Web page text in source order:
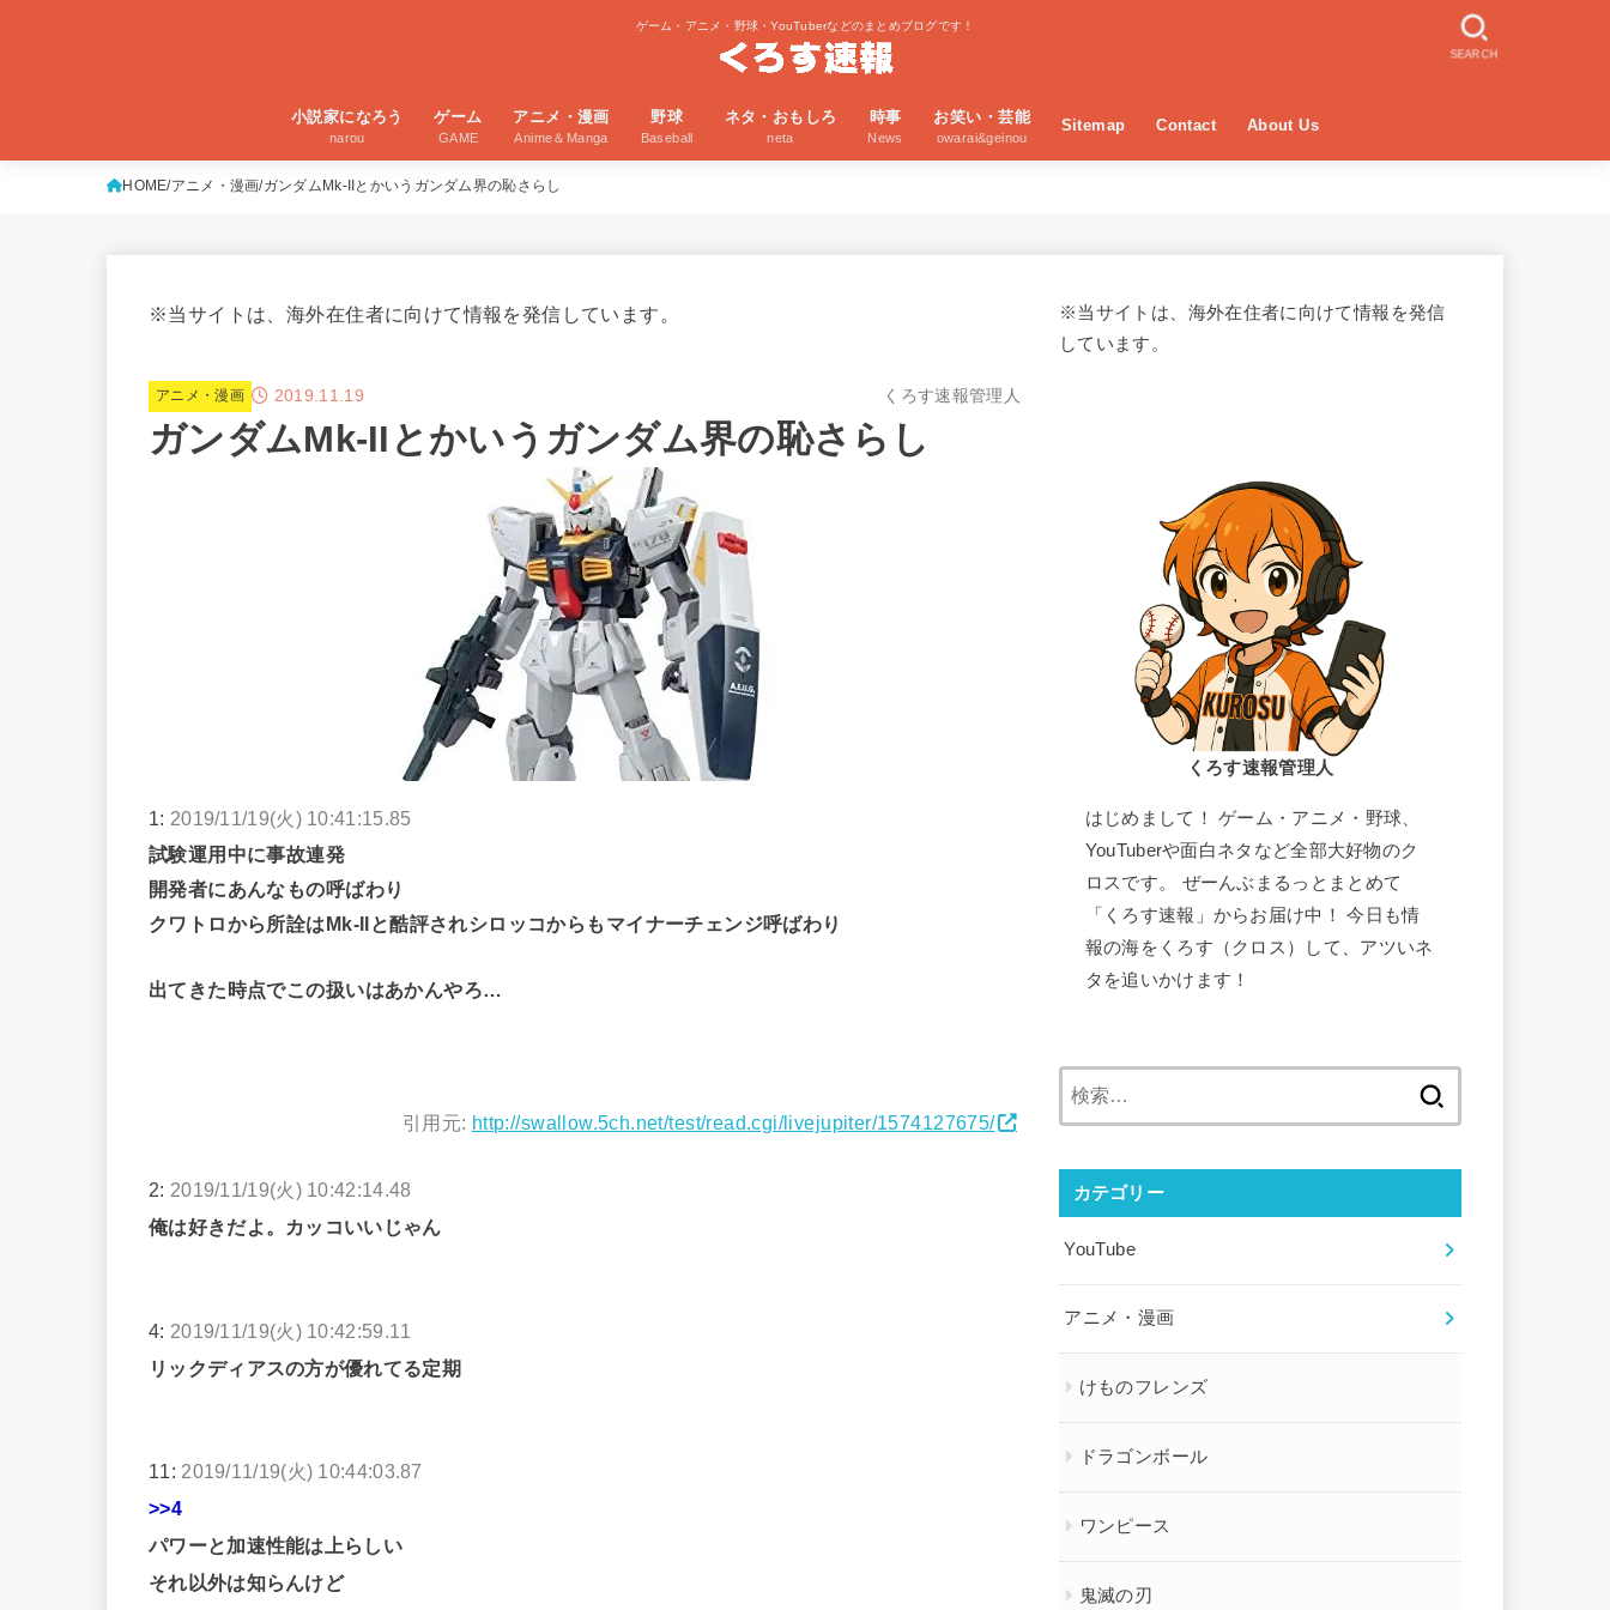
ゲーム・アニメ・野球・YouTuberなどのまとめブログです！
小説家になろう
narou
ゲーム
GAME
アニメ・漫画
Anime＆Manga
野球
Baseball
ネタ・おもしろ
neta
時事
News
お笑い・芸能
owarai&geinou
Sitemap Contact About Us
SEARCH
HOME アニメ・漫画 ガンダムMk-IIとかいうガンダム界の恥さらし
※当サイトは、海外在住者に向けて情報を発信しています。
アニメ・漫画 2019.11.19 くろす速報管理人
ガンダムMk-IIとかいうガンダム界の恥さらし
1: 2019/11/19(火) 10:41:15.85
試験運用中に事故連発
開発者にあんなもの呼ばわり
クワトロから所詮はMk-IIと酷評されシロッコからもマイナーチェンジ呼ばわり
出てきた時点でこの扱いはあかんやろ…
引用元: http://swallow.5ch.net/test/read.cgi/livejupiter/1574127675/
2: 2019/11/19(火) 10:42:14.48
俺は好きだよ。カッコいいじゃん
4: 2019/11/19(火) 10:42:59.11
リックディアスの方が優れてる定期
11: 2019/11/19(火) 10:44:03.87
>>4
パワーと加速性能は上らしい
それ以外は知らんけど
※当サイトは、海外在住者に向けて情報を発信
しています。
くろす速報管理人
はじめまして！ ゲーム・アニメ・野球、
YouTuberや面白ネタなど全部大好物のク
ロスです。 ぜーんぶまるっとまとめて
「くろす速報」からお届け中！ 今日も情
報の海をくろす（クロス）して、アツいネ
タを追いかけます！
カテゴリー
YouTube
アニメ・漫画
けものフレンズ
ドラゴンボール
ワンピース
鬼滅の刃